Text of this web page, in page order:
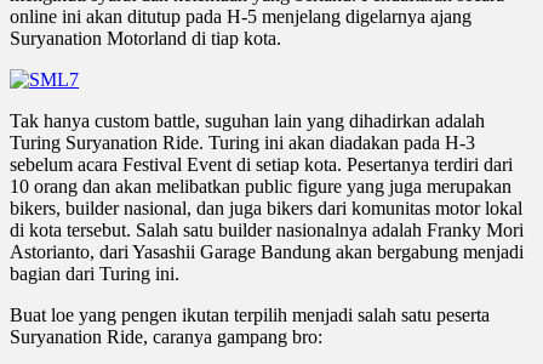
online ini akan ditutup pada H-5 menjelang digelarnya ajang
Suryanation Motorland di tiap kota.
Tak hanya custom battle, suguhan lain yang dihadirkan adalah
Turing Suryanation Ride. Turing ini akan diadakan pada H-3
sebelum acara Festival Event di setiap kota. Pesertanya terdiri dari
10 orang dan akan melibatkan public figure yang juga merupakan
bikers, builder nasional, dan juga bikers dari komunitas motor lokal
di kota tersebut. Salah satu builder nasionalnya adalah Franky Mori
Astorianto, dari Yasashii Garage Bandung akan bergabung menjadi
bagian dari Turing ini.
Buat loe yang pengen ikutan terpilih menjadi salah satu peserta
Suryanation Ride, caranya gampang bro: